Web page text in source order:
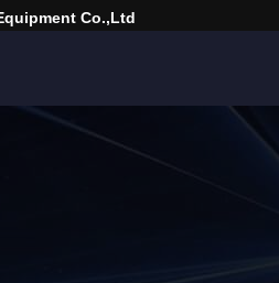
Co.,Ltd